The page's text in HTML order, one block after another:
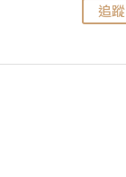
追蹤